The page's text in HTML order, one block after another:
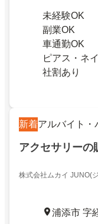
未経験OK
副業OK
車通勤OK
ピアス・ネ
社割あり
新着アルバイト・
アクセサリーの
株式会社ムカイ JUNO(
浦添市 字